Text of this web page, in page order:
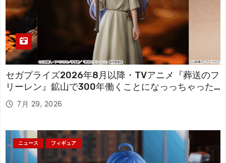
セガプライズ2026年8月以降・TVアニメ『葬送のフ
リーレン』鉱山で300年働くことになっっちゃった
「フリーレン」を立体化！
7月 29, 2026
ニュース フィギュア